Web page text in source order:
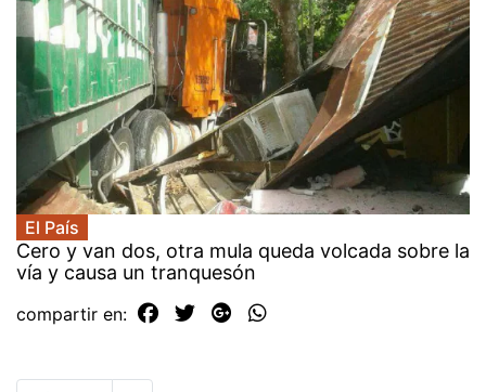
El País
Cero y van dos, otra mula queda volcada sobre la
vía y causa un tranquesón
compartir en: